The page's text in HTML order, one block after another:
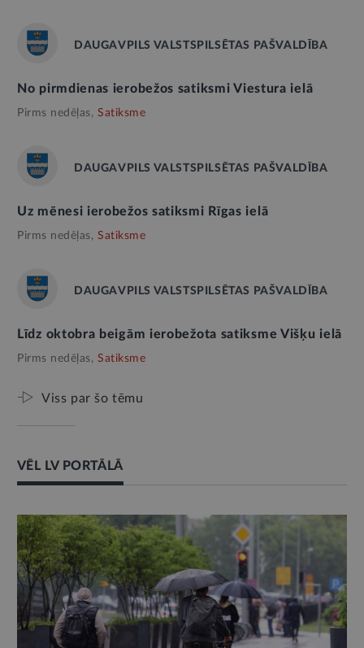
DAUGAVPILS VALSTSPILSĒTAS PAŠVALDĪBA
No pirmdienas ierobežos satiksmi Viestura ielā
Pirms nedēļas, Satiksme
DAUGAVPILS VALSTSPILSĒTAS PAŠVALDĪBA
Uz mēnesi ierobežos satiksmi Rīgas ielā
Pirms nedēļas, Satiksme
DAUGAVPILS VALSTSPILSĒTAS PAŠVALDĪBA
Līdz oktobra beigām ierobežota satiksme Višķu ielā
Pirms nedēļas, Satiksme
Viss par šo tēmu
VĒL LV PORTĀLĀ